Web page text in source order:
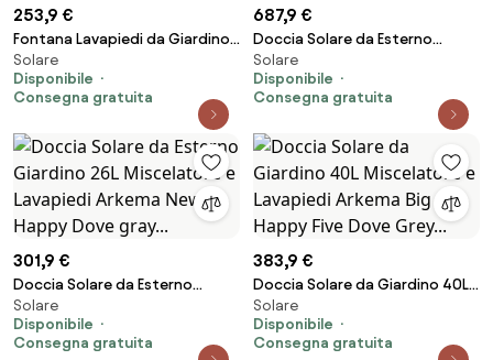
253,9 €
Fontana Lavapiedi da Giardino
con Rubinetto Temporizzato
Arkema Jolly Grigio Antracite...
Solare
Disponibile
Consegna gratuita
687,9 €
Doccia Solare da Esterno
Giardino 30L Miscelatore e
Lavapiedi Arkema Spring
Champagne Bronze...
Solare
Disponibile
Consegna gratuita
301,9 €
Doccia Solare da Esterno
Giardino 26L Miscelatore e
Lavapiedi Arkema New Happy
Dove gray...
Solare
Disponibile
Consegna gratuita
383,9 €
Doccia Solare da Giardino 40L
Miscelatore e Lavapiedi Arkema
Big Happy Five Dove Grey...
Solare
Disponibile
Consegna gratuita